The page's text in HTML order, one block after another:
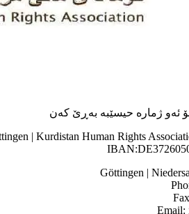
ئەو ژماره حیسێبە بەڕێ کەن
| Kurdistan Human Rights
Göttingen |
Email: